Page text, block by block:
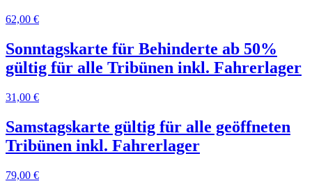
62,00 €
Sonntagskarte für Behinderte ab 50%
gültig für alle Tribünen inkl. Fahrerlager
31,00 €
Samstagskarte gültig für alle geöffneten
Tribünen inkl. Fahrerlager
79,00 €